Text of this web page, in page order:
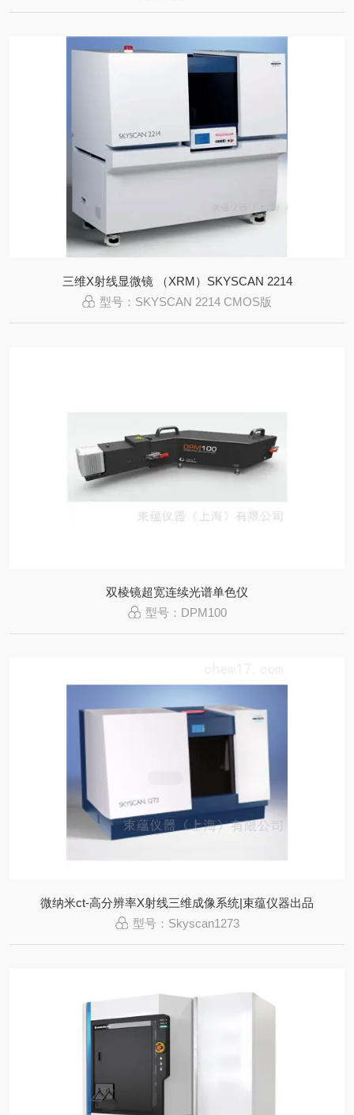
三维X射线显微镜 （XRM）SKYSCAN 2214
型号：SKYSCAN 2214 CMOS版
双棱镜超宽连续光谱单色仪
型号：DPM100
微纳米ct-高分辨率X射线三维成像系统|束蕴仪器出品
型号：Skyscan1273